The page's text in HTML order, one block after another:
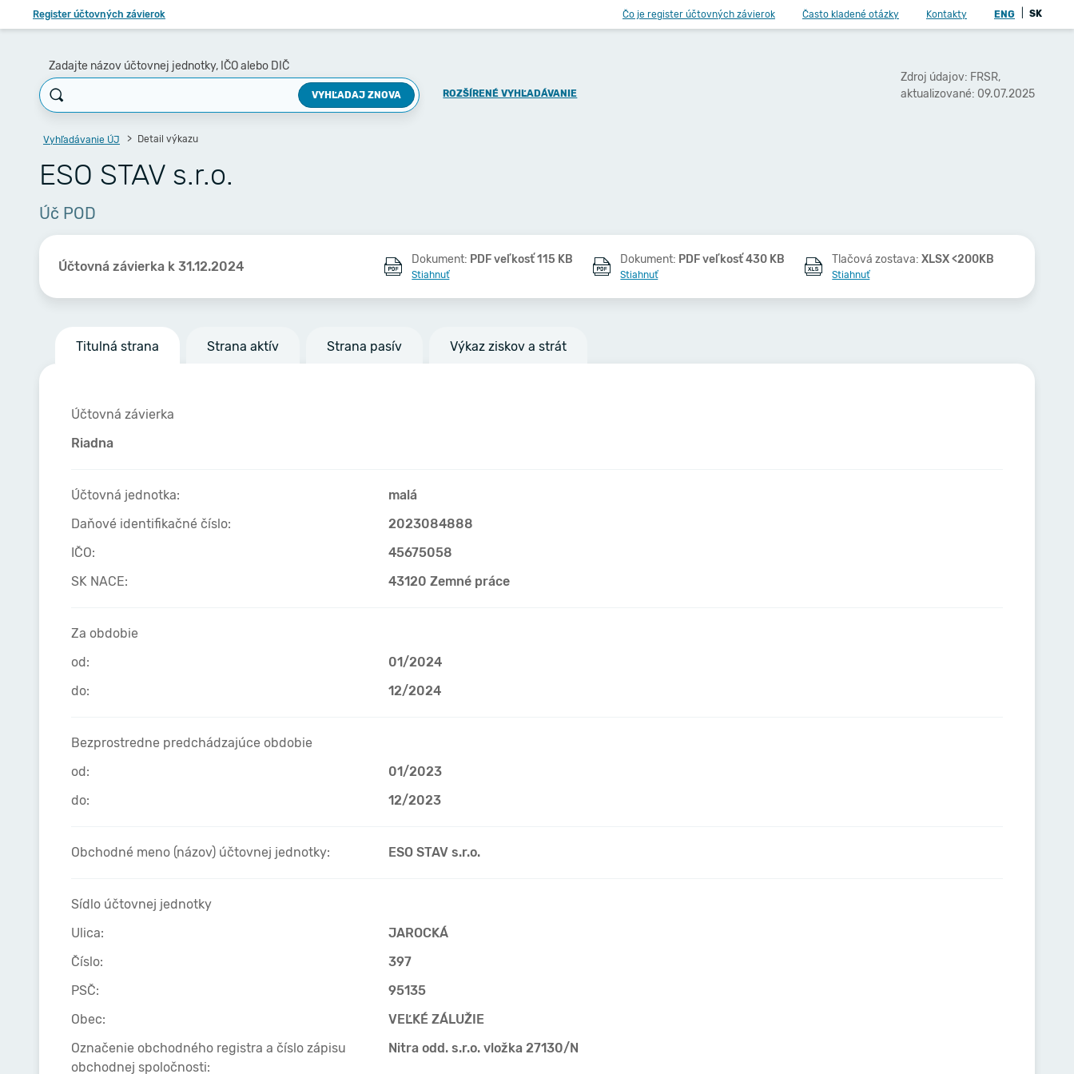
Register účtovných závierok Čo je register účtovných závierok Často kladené otázky Kontakty ENG SK
Zadajte názov účtovnej jednotky, IČO alebo DIČ
VYHĽADAJ ZNOVA ROZŠÍRENÉ VYHĽADÁVANIE
Zdroj údajov: FRSR,
aktualizované: 09.07.2025
Vyhľadávanie ÚJ Detail výkazu
ESO STAV s.r.o.
Úč POD
Účtovná závierka k 31.12.2024 Dokument: PDF veľkosť 115 KB
Stiahnuť
Dokument: PDF veľkosť 430 KB
Stiahnuť
Tlačová zostava:XLSX <200KB
Stiahnuť
Titulná strana Strana aktív Strana pasív Výkaz ziskov a strát
Účtovná závierka
Riadna
Účtovná jednotka:
malá
Daňové identifikačné číslo:
2023084888
IČO:
45675058
SK NACE:
43120 Zemné práce
Za obdobie
od:
01/2024
do:
12/2024
Bezprostredne predchádzajúce obdobie
od:
01/2023
do:
12/2023
Obchodné meno (názov) účtovnej jednotky: ESO STAV s.r.o.
Sídlo účtovnej jednotky
Ulica:
JAROCKÁ
Číslo:
397
PSČ:
95135
Obec:
VEĽKÉ ZÁLUŽIE
Označenie obchodného registra a číslo zápisu
obchodnej spoločnosti:
Nitra odd. s.r.o. vložka 27130/N